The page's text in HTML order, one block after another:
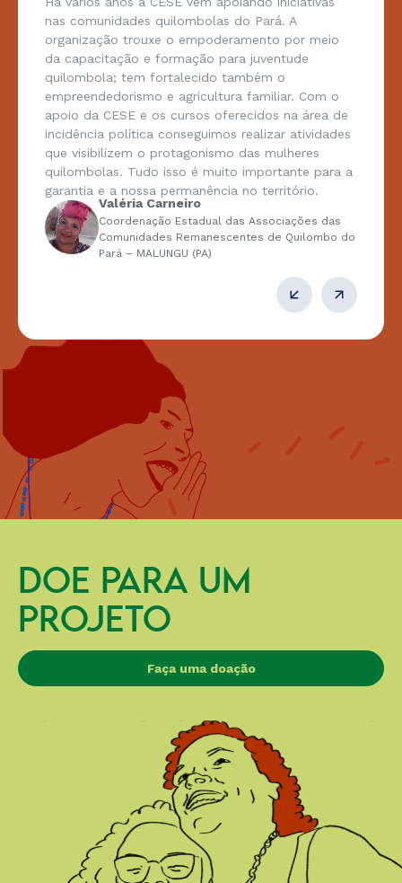
nas comunidades quilombolas do Pará. A
organização trouxe o empoderamento por meio
da capacitação e formação para juventude
quilombola; tem fortalecido também o
empreendedorismo e agricultura familiar. Com o
apoio da CESE e os cursos oferecidos na área de
incidência política conseguimos realizar atividades
que visibilizem o protagonismo das mulheres
quilombolas. Tudo isso é muito importante para a
garantia e a nossa permanência no território.
Valéria Carneiro
Coordenação Estadual das Associações das
Comunidades Remanescentes de Quilombo do
Pará – MALUNGU (PA)
DOE PARA UM
PROJETO
Faça uma doação